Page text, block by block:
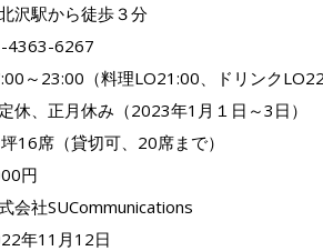
沢駅から徒歩３分
4363-6267
～23:00（料理LO21:00、ドリンク
休、正月休み（2023年1月１日～3日）
16席（貸切可、20席まで）
円
会社SUCommunications
年11月12日